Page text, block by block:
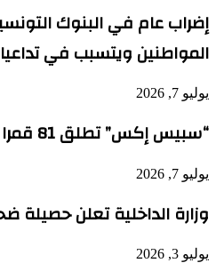
إضراب عام في البنوك
المواطنين ويتسبب في
يوليو 7, 2026
“سبيس إكس” تطلق 81 قمرا صناعيا جديدا
يوليو 7, 2026
وزارة الداخلية تعلن حصيلة
يوليو 3, 2026